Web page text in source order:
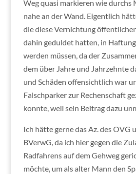
Weg quasi markieren wie durchs
nahe an der Wand. Eigentlich
die diese Vernichtung
dahin geduldet hatten, in
werden müssen, da der
dem über Jahre und Jahrzehnte
und Schäden offensichtlich war
Falschparker zur Rechenschaft
konnte, weil sein Beitrag dazu
Ich hätte gerne das Az. des OVG
BVerwG, da ich hier gegen die
Radfahrens auf dem Gehweg
möchte, um als alter Mann den